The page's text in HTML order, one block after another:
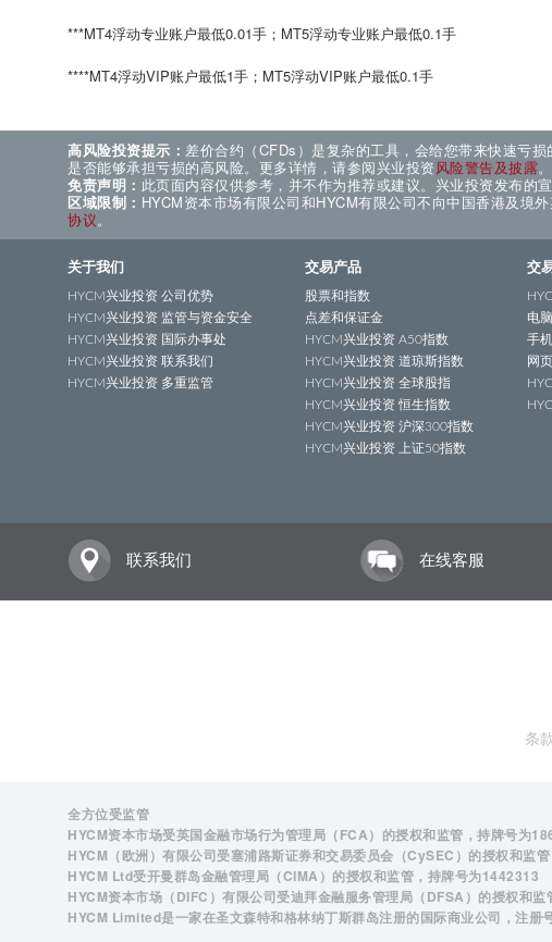
***MT4浮动专业账户最低0.01手；MT5浮动专业账户最低0.1手
****MT4浮动VIP账户最低1手；MT5浮动VIP账户最低0.1手
高风险投资提示： 差价合约（CFDs）是复杂的工具，会给您带来快速亏
是否能够承担亏损的高风险。更多详情，请参阅兴业投资风险警告及披露。
免责声明： 此页面内容仅供参考，并不作为推荐或建议。兴业投资发布的
区域限制： HYCM资本市场有限公司和HYCM有限公司不向中国香港及境
协议。
关于我们
HYCM兴业投资 公司优势
HYCM兴业投资 监管与资金安全
HYCM兴业投资 国际办事处
HYCM兴业投资 联系我们
HYCM兴业投资 多重监管
交易产品
股票和指数
点差和保证金
HYCM兴业投资 A50指数
HYCM兴业投资 道琼斯指数
HYCM兴业投资 全球股指
HYCM兴业投资 恒生指数
HYCM兴业投资 沪深300指数
HYCM兴业投资 上证50指数
交
电
手
网
联系我们 在线客服
条
全方位受监管
HYCM资本市场受英国金融市场行为管理局（FCA）的授权和监管，持牌号为
HYCM（欧洲）有限公司受塞浦路斯证券和交易委员会（CySEC）的授权和监
HYCM Ltd受开曼群岛金融管理局（CIMA）的授权和监管，持牌号为1442313
HYCM资本市场（DIFC）有限公司受迪拜金融服务管理局（DFSA）的授权和监
HYCM Limited是一家在圣文森特和格林纳丁斯群岛注册的国际商业公司，注册